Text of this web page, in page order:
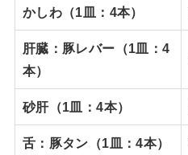
かしわ（1皿：4本）
肝臓：豚レバー（1皿：4
本）
砂肝（1皿：4本）
舌：豚タン（1皿：4本）